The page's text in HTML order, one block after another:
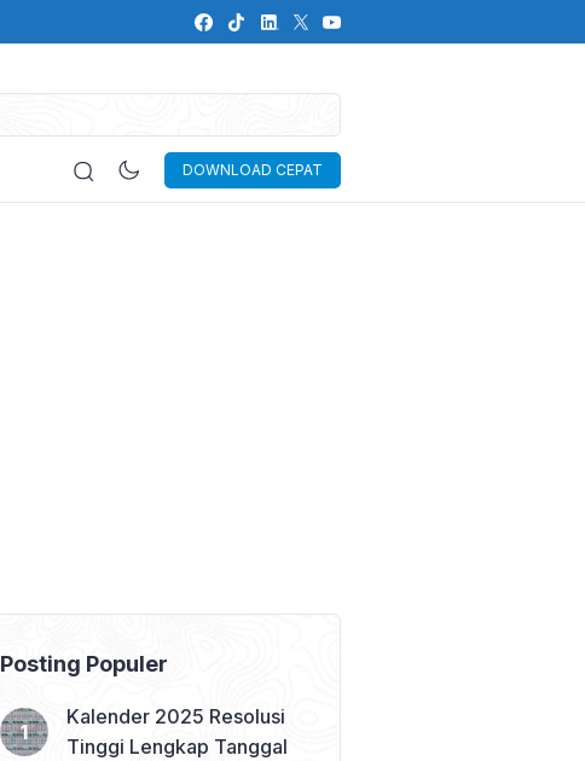
DOWNLOAD CEPAT
Posting Populer
Kalender 2025 Resolusi
Tinggi Lengkap Tanggal